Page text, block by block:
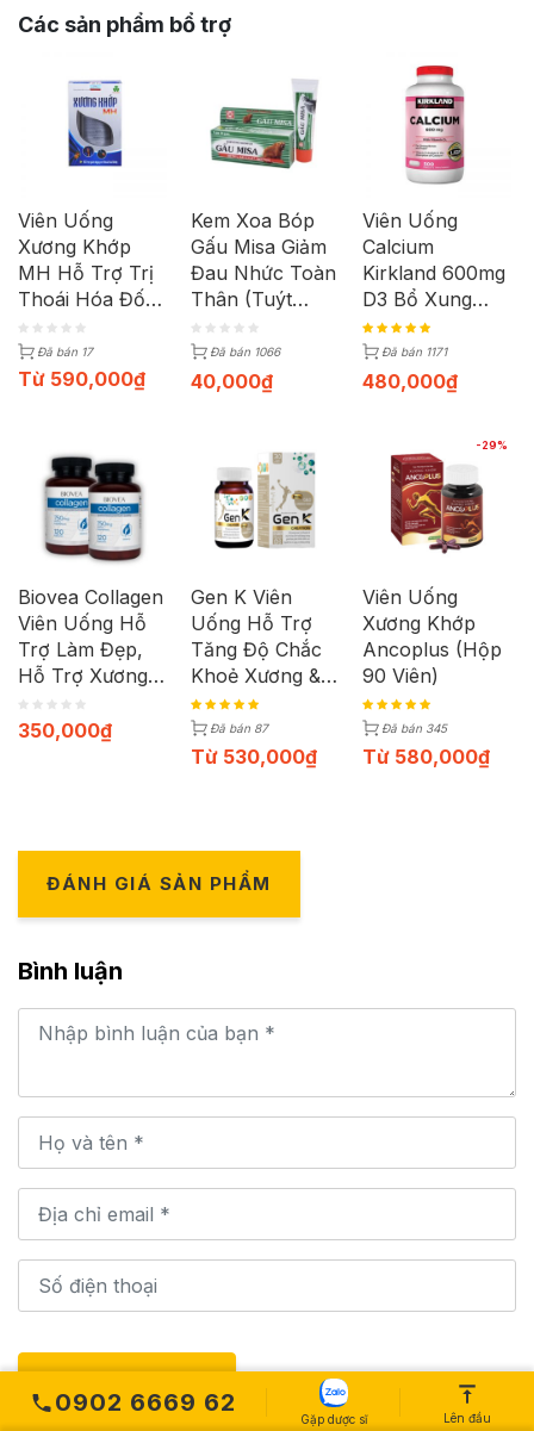
Các sản phẩm bổ trợ
Viên Uống
Xương Khớp
MH Hỗ Trợ Trị
Thoái Hóa Đốt
Sống Thoát Vị
Đĩa Đệm (Hộp
60 Viên)
Đã bán 17
Từ 590,000₫
Kem Xoa Bóp
Gấu Misa Giảm
Đau Nhức Toàn
Thân (Tuýt
30G)
Đã bán 1066
40,000₫
Viên Uống
Calcium
Kirkland 600mg
D3 Bổ Xung
Canxi Giúp
Xương Chắc
Khỏe (Hộp 500
Đã bán 1171
480,000₫
Biovea Collagen
Viên Uống Hỗ
Trợ Làm Đẹp,
Hỗ Trợ Xương
Chắc Khỏe
(Hộp 120 viên)
350,000₫
Gen K Viên
Uống Hỗ Trợ
Tăng Độ Chắc
Khoẻ Xương &
Thúc Đẩy Chiều
Cao | Combo 2
Hộp x 30 Viên
Đã bán 87
Từ 530,000₫
-29%
Viên Uống
Xương Khớp
Ancoplus (Hộp
90 Viên)
Đã bán 345
Từ 580,000₫
ĐÁNH GIÁ SẢN PHẨM
Bình luận
0902 6669 62
Gặp dược sĩ Lên đầu